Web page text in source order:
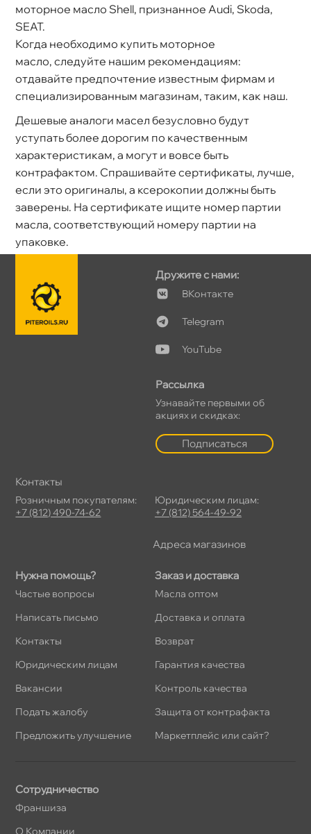
моторное масло Shell, признанное Audi, Skoda,
SEAT.
Когда необходимо купить моторное
масло, следуйте нашим рекомендациям:
отдавайте предпочтение известным фирмам и
специализированным магазинам, таким, как наш.
Дешевые аналоги масел безусловно будут
уступать более дорогим по качественным
характеристикам, а могут и вовсе быть
контрафактом. Спрашивайте сертификаты, лучше,
если это оригиналы, а ксерокопии должны быть
заверены. На сертификате ищите номер партии
масла, соответствующий номеру партии на
упаковке.
Нужна помощь?
Частые вопросы
Написать письмо
Контакты
Юридическим лицам
акансии
Подать жалобу
Предложить улучшение
Заказ и доставка
Масла оптом
Доставка и оплата
озврат
Гарантия качества
Контроль качества
Защита от контрафакта
Маркетплейс или сайт?
Дружите с нами:
Контакте
Telegram
YouTube
Рассылка
Узнавайте первыми о
акциях и скидках:
Подписаться
Сотрудничество
Франшиза
О Компании
Контакты
Розничным покупателям:
+7 (812) 490-74-62
Юридическим лицам:
+7 (812) 564-49-92
Адреса магазино